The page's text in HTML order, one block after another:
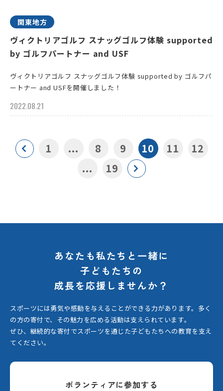
関東地方
ヴィクトリアゴルフ スナッグゴルフ体験 supported
by ゴルフパートナー and USF
ヴィクトリアゴルフ スナッグゴルフ体験 supported by ゴルフパ
ートナー and USFを開催しました！
2022.08.21
1 ... 8 9 10 11
12
...
19
あなたも私たちと一緒に
子どもたちの
成長を応援しませんか？
スポーツには勇気や感動を与えることができる力があります。 多く
の方の寄付で、その魅力を広める活動は支えられています。
ぜひ、継続的な寄付でスポーツを通じた子どもたちへの教育を支え
てください。
ボランティアに参加する